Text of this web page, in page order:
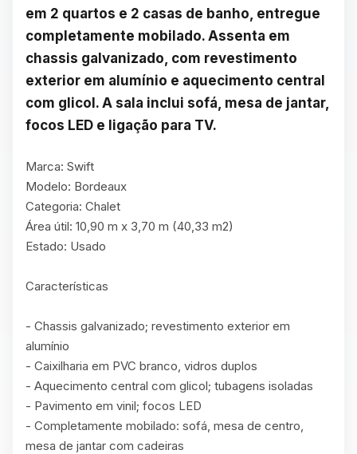
em 2 quartos e 2 casas de banho, entregue
completamente mobilado. Assenta em
chassis galvanizado, com revestimento
exterior em alumínio e aquecimento central
com glicol. A sala inclui sofá, mesa de jantar,
focos LED e ligação para TV.
Marca: Swift
Modelo: Bordeaux
Categoria: Chalet
Área útil: 10,90 m x 3,70 m (40,33 m2)
Estado: Usado
Características
- Chassis galvanizado; revestimento exterior em
alumínio
- Caixilharia em PVC branco, vidros duplos
- Aquecimento central com glicol; tubagens isoladas
- Pavimento em vinil; focos LED
- Completamente mobilado: sofá, mesa de centro,
mesa de jantar com cadeiras